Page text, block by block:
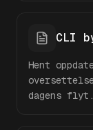
CLI
Hent
dagens flyt.